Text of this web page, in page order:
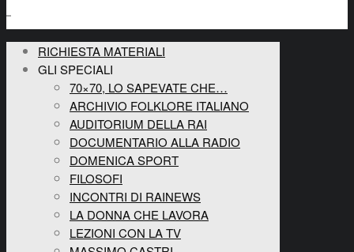
RICHIESTA MATERIALI
GLI SPECIALI
70×70, LO SAPEVATE CHE…
ARCHIVIO FOLKLORE ITALIANO
AUDITORIUM DELLA RAI
DOCUMENTARIO ALLA RADIO
DOMENICA SPORT
FILOSOFI
INCONTRI DI RAINEWS
LA DONNA CHE LAVORA
LEZIONI CON LA TV